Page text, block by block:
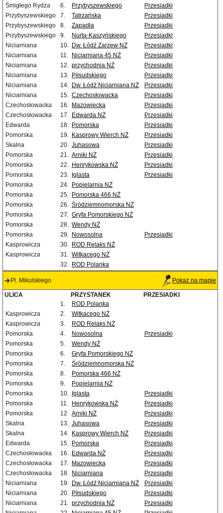
Śmigłego Rydza
6. Przybyszewskiego
Przesiadki
Przybyszewskiego
7. Tatrzańska
Przesiadki
Przybyszewskiego
8. Zapadła
Przesiadki
Przybyszewskiego
9. Nurta-Kaszyńskiego
Przesiadki
Niciarniana
10. Dw. Łódź Zarzew NŻ
Przesiadki
Niciarniana
11. Niciarniana 45 NŻ
Przesiadki
Niciarniana
12. przychodnia NŻ
Przesiadki
Niciarniana
13. Piłsudskiego
Przesiadki
Niciarniana
14. Dw. Łódź Niciarniana NŻ
Przesiadki
Niciarniana
15. Czechosłowacka
Przesiadki
Czechosłowacka
16. Mazowiecka
Przesiadki
Czechosłowacka
17. Edwarda NŻ
Przesiadki
Edwarda
18. Pomorska
Przesiadki
Pomorska
19. Kasprowy Wierch NŻ
Przesiadki
Skalna
20. Juhasowa
Przesiadki
Pomorska
21. Arniki NŻ
Przesiadki
Pomorska
22. Henrykowska NŻ
Przesiadki
Pomorska
23. Iglasta
Przesiadki
Pomorska
24. Popielarnia NŻ
Pomorska
25. Pomorska 466 NŻ
Pomorska
26. Śródziemnomorska NŻ
Pomorska
27. Gryfa Pomorskiego NŻ
Pomorska
28. Wendy NŻ
Pomorska
29. Nowosolna
Przesiadki
Kasprowicza
30. ROD Relaks NŻ
Kasprowicza
31. Witkacego NŻ
32. ROD Polanka
Pl. Mikulskiego Pokaż na mapie
ULICA PRZYSTANEK
PRZESIADKI
1.
ROD Polanka
Kasprowicza
2.
Witkacego NŻ
Kasprowicza
3.
ROD Relaks NŻ
Pomorska
4. Nowosolna
Przesiadki
Pomorska
5.
Wendy NŻ
Pomorska
6.
Gryfa Pomorskiego NŻ
Pomorska
7.
Śródziemnomorska NŻ
Pomorska
8.
Pomorska 466 NŻ
Pomorska
9.
Popielarnia NŻ
Pomorska
10. Iglasta
Przesiadki
Pomorska
11. Henrykowska NŻ
Przesiadki
Pomorska
12. Arniki NŻ
Przesiadki
Skalna
13. Juhasowa
Przesiadki
Skalna
14. Kasprowy Wierch NŻ
Przesiadki
Edwarda
15. Pomorska
Przesiadki
Czechosłowacka
16. Edwarda NŻ
Przesiadki
Czechosłowacka
17. Mazowiecka
Przesiadki
Czechosłowacka
18. Niciarniana
Przesiadki
Niciarniana
19. Dw. Łódź Niciarniana NŻ
Przesiadki
Niciarniana
20. Piłsudskiego
Przesiadki
Niciarniana
21. przychodnia NŻ
Przesiadki